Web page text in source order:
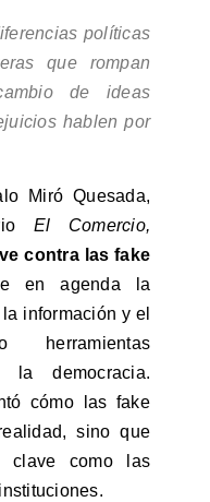
políticas
que rompan
de ideas
hablen por
Miró Quesada,
El Comercio,
contra las fake
en agenda la
información y el
herramientas
la democracia.
cómo las fake
sino que
clave como las